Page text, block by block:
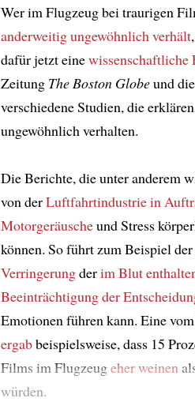
Wer im Flugzeug bei traurigen
anderweitigungewöhnlich verhält,
dafür jetzt einewissenschaftliche
Zeitung The Boston Globeund
verschiedene Studien, die
ungewöhnlich verhalten.
Die Berichte, die unter anderem
von derLuftfahrtindustriein
Motorgeräuscheund Stress
können. So führt zum Beispiel
Verringerungderim Blut
Beeinträchtigung der
Emotionen führen kann. Eine
ergabbeispielsweise, dass 15
Films im Flugzeugeher weinen
würden.